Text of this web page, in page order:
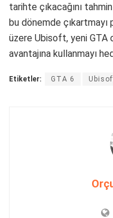
tarihte çıkacağını
bu dönemde çıkartmayı
üzere Ubisoft, yeni GTA
avantajına kullanmayı
Etiketler: GTA 6